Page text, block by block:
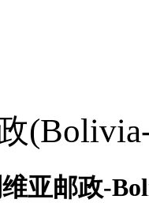
亚邮政-